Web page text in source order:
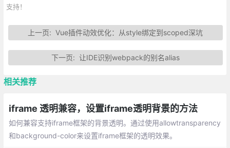
支持！
上一页:Vue插件动效优化：从style绑定到scoped深坑
下一页: 让IDE识别webpack的别名alias
相关推荐
iframe 透明兼容，设置iframe透明背景的方法
如何兼容支持iframe框架的背景透明。通过使用allowtransparency
和background-color来设置iframe框架的透明效果。